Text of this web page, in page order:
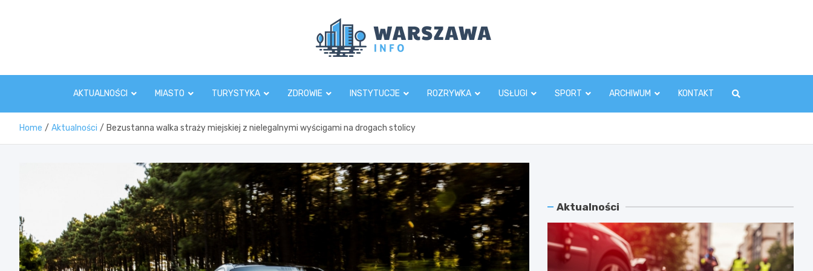
AKTUALNOŚCI MIASTO TURYSTYKA ZDROWIE INSTYTUCJE ROZRYWKA USŁUGI SPORT ARCHIWUM KONTAKT
Home Aktualności Bezustanna walka straży miejskiej z nielegalnymi wyścigami na drogach stolicy
Aktualności